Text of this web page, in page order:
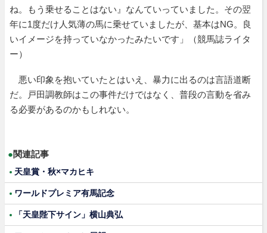
ね。もう乗せることはない』なんていっていました。その翌
年に1度だけ人気薄の馬に乗せていましたが、基本はNG。良
いイメージを持っていなかったみたいです」（競馬誌ライタ
ー）
悪い印象を抱いていたとはいえ、暴力に出るのは言語道断
だ。戸田調教師はこの事件だけではなく、普段の言動を省み
る必要があるのかもしれない。
●関連記事
天皇賞・秋×マカヒキ
ワールドプレミア有馬記念
「天皇陛下サイン」横山典弘